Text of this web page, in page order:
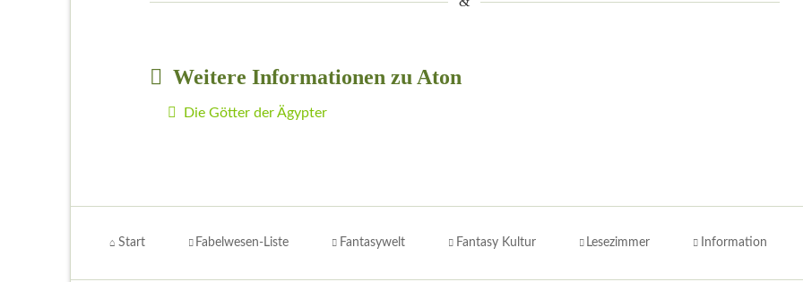
Weitere Informationen zu Aton
Die Götter der Ägypter
Start Fabelwesen-Liste Fantasywelt Fantasy Kultur Lesezimmer Information